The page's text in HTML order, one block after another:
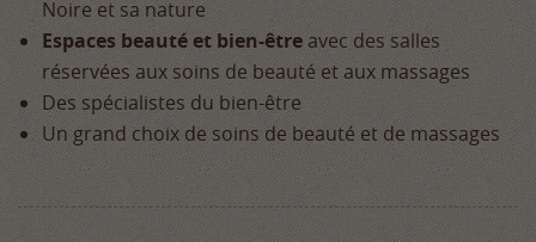
Noire et sa nature
Espaces beauté et bien-êtreavec des salles
réservées aux soins de beauté et aux massages
Des spécialistes du bien-être
Un grand choix de soins de beauté et de massages